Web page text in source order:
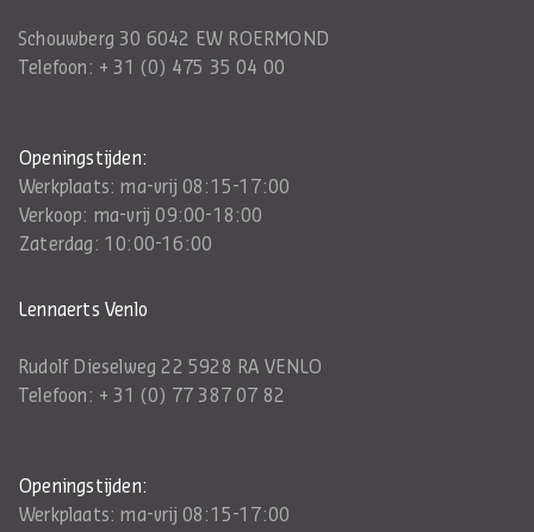
Schouwberg 30 6042 EW ROERMOND
Telefoon: + 31 (0) 475 35 04 00
Openingstijden:
Werkplaats: ma-vrij 08:15-17:00
Verkoop: ma-vrij 09:00-18:00
Zaterdag: 10:00-16:00
Lennaerts Venlo
Rudolf Dieselweg 22 5928 RA VENLO
Telefoon: + 31 (0) 77 387 07 82
Openingstijden:
Werkplaats: ma-vrij 08:15-17:00